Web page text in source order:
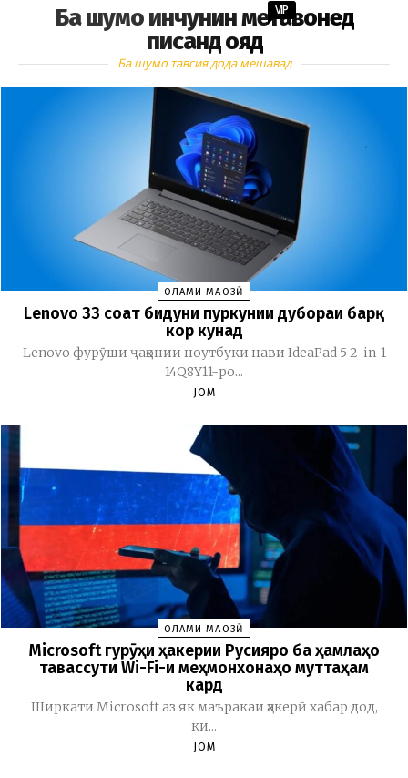
Ба шумо инчунин метавонед
писанд ояд
VIP
Ба шумо тавсия дода мешавад
ОЛАМИ МАҶОЗӢ
Lenovo 33 соат бидуни пуркунии дубораи барқ
кор кунад
Lenovo фурӯши ҷаҳонии ноутбуки нави IdeaPad 5 2-in-1
14Q8Y11-ро...
JOM
ОЛАМИ МАҶОЗӢ
Microsoft гурӯҳи ҳакерии Русияро ба ҳамлаҳо
тавассути Wi-Fi-и меҳмонхонаҳо муттаҳам
кард
Ширкати Microsoft аз як маъракаи ҳакерӣ хабар дод,
ки...
JOM